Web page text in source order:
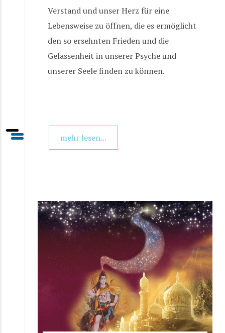
Verstand und unser Herz für eine
Lebensweise zu öffnen, die es ermöglicht
den so ersehnten Frieden und die
Gelassenheit in unserer Psyche und
unserer Seele finden zu können.
mehr lesen...